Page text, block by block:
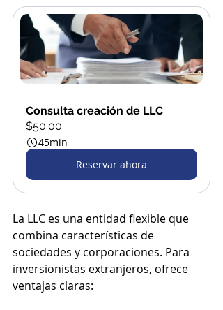
Consulta creación de LLC
$50.00
45min
Reservar ahora
La LLC es una entidad flexible que
combina características de
sociedades y corporaciones. Para
inversionistas extranjeros, ofrece
ventajas claras: